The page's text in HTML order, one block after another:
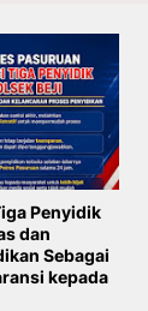
Penyidik
dan
Sebagai
kepada